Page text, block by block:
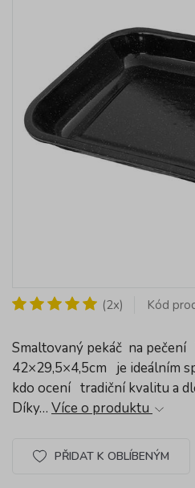
(2x) Kód
Smaltovaný pekáč na
42×29,5×4,5cm je ideálním
kdo ocení tradiční kvalitu a
Díky… Více o produktu
PŘIDAT K OBLÍBENÝM